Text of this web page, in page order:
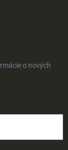
o nových